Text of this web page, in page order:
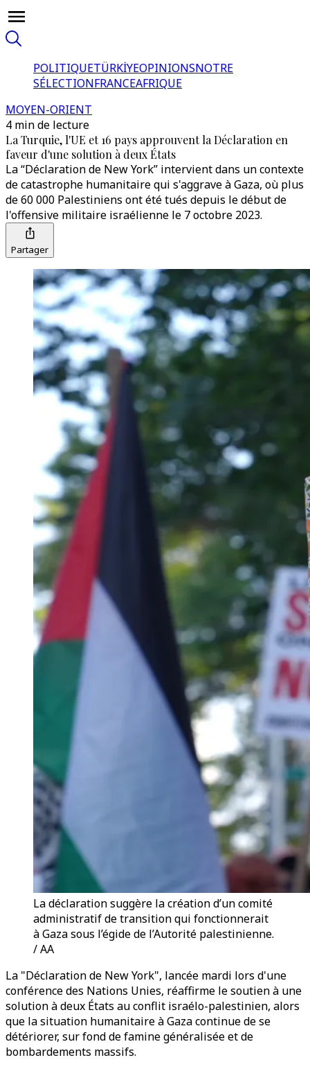
POLITIQUETÜRKİYEOPINIONSNOTRE
SÉLECTIONFRANCEAFRIQUE
MOYEN-ORIENT
4 min de lecture
La Turquie, l'UE et 16 pays approuvent la Déclaration en
faveur d'une solution à deux États
La “Déclaration de New York” intervient dans un contexte
de catastrophe humanitaire qui s'aggrave à Gaza, où plus
de 60 000 Palestiniens ont été tués depuis le début de
l'offensive militaire israélienne le 7 octobre 2023.
Partager
La déclaration suggère la création d’un comité
administratif de transition qui fonctionnerait
à Gaza sous l’égide de l’Autorité palestinienne.
/ AA
La "Déclaration de New York", lancée mardi lors d'une
conférence des Nations Unies, réaffirme le soutien à une
solution à deux États au conflit israélo-palestinien, alors
que la situation humanitaire à Gaza continue de se
détériorer, sur fond de famine généralisée et de
bombardements massifs.